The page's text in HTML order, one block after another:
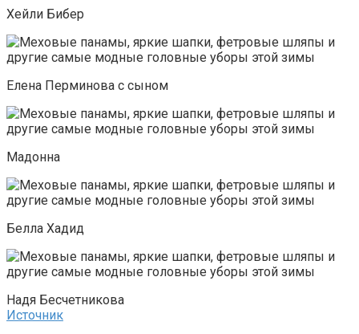
Хейли Бибер
Елена Перминова с сыном
Мадонна
Белла Хадид
Надя Бесчетникова
Источник